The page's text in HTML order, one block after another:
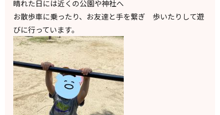
晴れた日には近くの公園や神社へ
お散歩車に乗ったり、お友達と手を繋ぎ 歩いたりして遊
びに行っています。